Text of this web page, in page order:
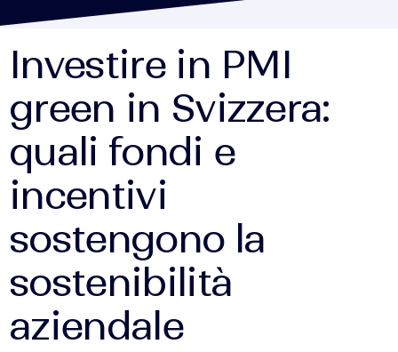
Investire in PMI
green in Svizzera:
quali fondi e
incentivi
sostengono la
sostenibilità
aziendale